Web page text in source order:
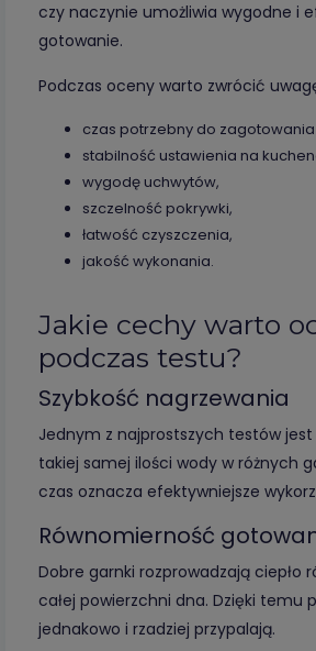
czy naczynie umożliwia wygodne i
gotowanie.
Podczas oceny warto zwrócić
czas potrzebny do
stabilność ustawienia na
wygodę uchwytów,
szczelność pokrywki,
łatwość czyszczenia,
jakość wykonania.
Jakie cechy warto
podczas testu?
Szybkość nagrzewania
Jednym z najprostszych testów
takiej samej ilości wody w różnych
czas oznacza efektywniejsze
Równomierność
Dobre garnki rozprowadzają ciepło
całej powierzchni dna. Dzięki temu
jednakowo i rzadziej przypalają.